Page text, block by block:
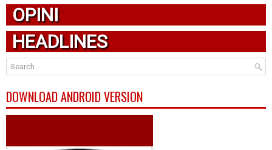
OPINI
HEADLINES
DOWNLOAD ANDROID VERSION